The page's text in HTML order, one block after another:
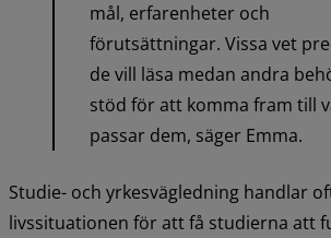
mål, erfarenheter och
förutsättningar. Vissa vet
de vill läsa medan andra
stöd för att komma fram till
passar dem, säger Emma.
Studie- och yrkesvägledning handlar
livssituationen för att få studierna att